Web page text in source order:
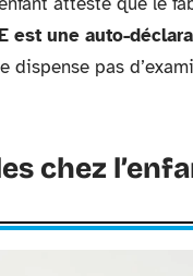
est une auto-
dispense pas
chez